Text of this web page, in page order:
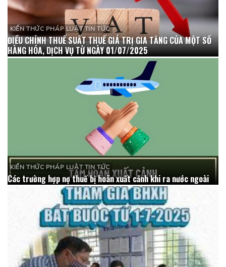
KIẾN THỨC PHÁP LUẬT TIN TỨC
ĐIỀU CHỈNH THUẾ SUẤT THUẾ GIÁ TRỊ GIA TĂNG CỦA MỘT SỐ
HÀNG HÓA, DỊCH VỤ TỪ NGÀY 01/07/2025
KIẾN THỨC PHÁP LUẬT TIN TỨC
Các trường hợp nợ thuế bị hoãn xuất cảnh khi ra nước ngoài